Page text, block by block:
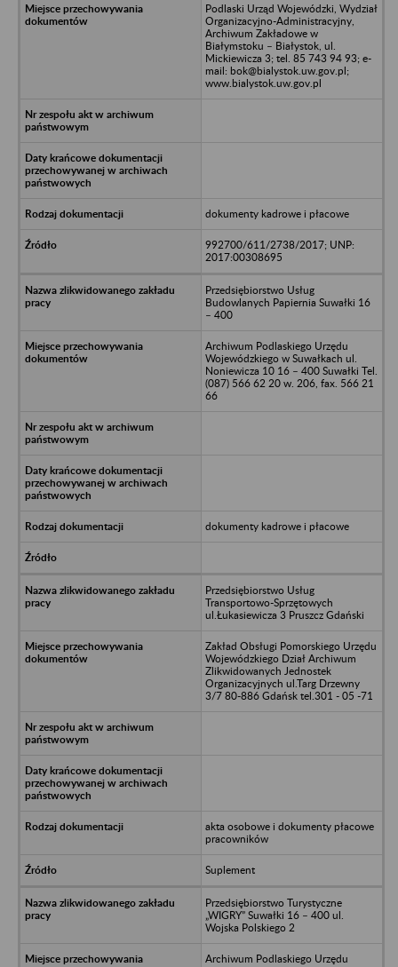
Podlaski Urząd Wojewódzki, Wydział
Organizacyjno-Administracyjny,
Archiwum Zakładowe w
Białymstoku – Białystok, ul.
Mickiewicza 3; tel. 85 743 94 93; e-
mail: bok@bialystok.uw.gov.pl;
www.bialystok.uw.gov.pl
dokumenty kadrowe i płacowe
992700/611/2738/2017; UNP:
2017:00308695
Przedsiębiorstwo Usług
Budowlanych Papiernia Suwałki 16
– 400
Archiwum Podlaskiego Urzędu
Wojewódzkiego w Suwałkach ul.
Noniewicza 10 16 – 400 Suwałki Tel.
(087) 566 62 20 w. 206, fax. 566 21
66
dokumenty kadrowe i płacowe
Przedsiębiorstwo Usług
Transportowo-Sprzętowych
ul.Łukasiewicza 3 Pruszcz Gdański
Zakład Obsługi Pomorskiego Urzędu
Wojewódzkiego Dział Archiwum
Zlikwidowanych Jednostek
Organizacyjnych ul.Targ Drzewny
3/7 80-886 Gdańsk tel.301 - 05 -71
akta osobowe i dokumenty płacowe
pracowników
Suplement
Przedsiębiorstwo Turystyczne
„WIGRY” Suwałki 16 – 400 ul.
Wojska Polskiego 2
Archiwum Podlaskiego Urzędu